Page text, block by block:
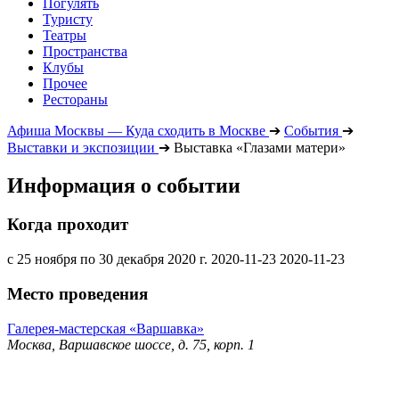
Туристу
Театры
Пространства
Клубы
Прочее
Рестораны
Афиша Москвы — Куда сходить в Москве ➔ События ➔
Выставки и экспозиции ➔ Выставка «Глазами матери»
Информация о событии
Когда проходит
с 25 ноября по 30 декабря 2020 г. 2020-11-23 2020-11-23
Место проведения
Галерея-мастерская «Варшавка»
Москва, Варшавское шоссе, д. 75, корп. 1